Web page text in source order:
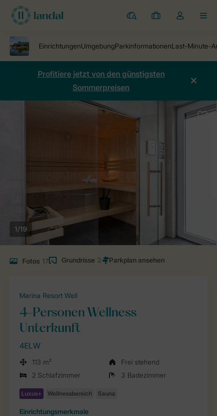
Ferienparks
Meine
Dropdown-
öffnen
Profitiere jetzt von den günstigsten
Sommerpreisen
1/19
Fotos 17 Grundrisse 2
Marina Resort Well
4-Personen Wellness
Unterkunft
4ELW
113 m²
Frei stehend
2 Schlafzimmer
3 Badezimmer
Einrichtungsmerkmale